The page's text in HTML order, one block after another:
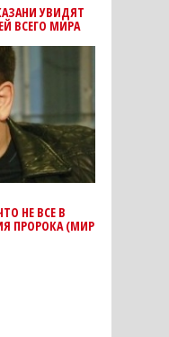
УВИДЯТ
ВСЕГО МИРА
НЕ ВСЕ В
ПРОРОКА (МИР